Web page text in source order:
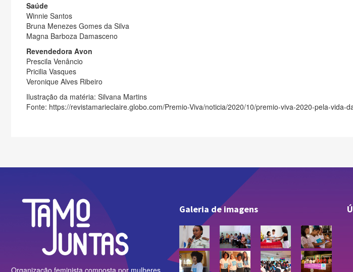
Saúde
Winnie Santos
Bruna Menezes Gomes da Silva
Magna Barboza Damasceno
Revendedora Avon
Prescila Venâncio
Pricilia Vasques
Veronique Alves Ribeiro
Ilustração da matéria: Silvana Martins
Fonte: https://revistamarieclaire.globo.com/Premio-Viva/noticia/2020/10/premio-viva-2020-pela-vida-
Galeria de imagens